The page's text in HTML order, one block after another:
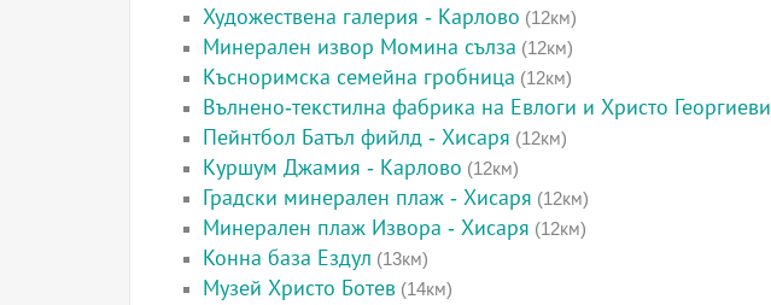
Художествена галерия - Карлово (12км)
Минерален извор Момина сълза (12км)
Късноримска семейна гробница (12км)
Вълнено-текстилна фабрика на Евлоги и Христо Георгиеви
Пейнтбол Батъл фийлд - Хисаря (12км)
Куршум Джамия - Карлово (12км)
Градски минерален плаж - Хисаря (12км)
Минерален плаж Извора - Хисаря (12км)
Конна база Ездул (13км)
Музей Христо Ботев (14км)